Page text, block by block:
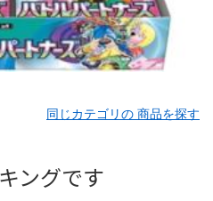
同じカテゴリの 商品を探す
ングです